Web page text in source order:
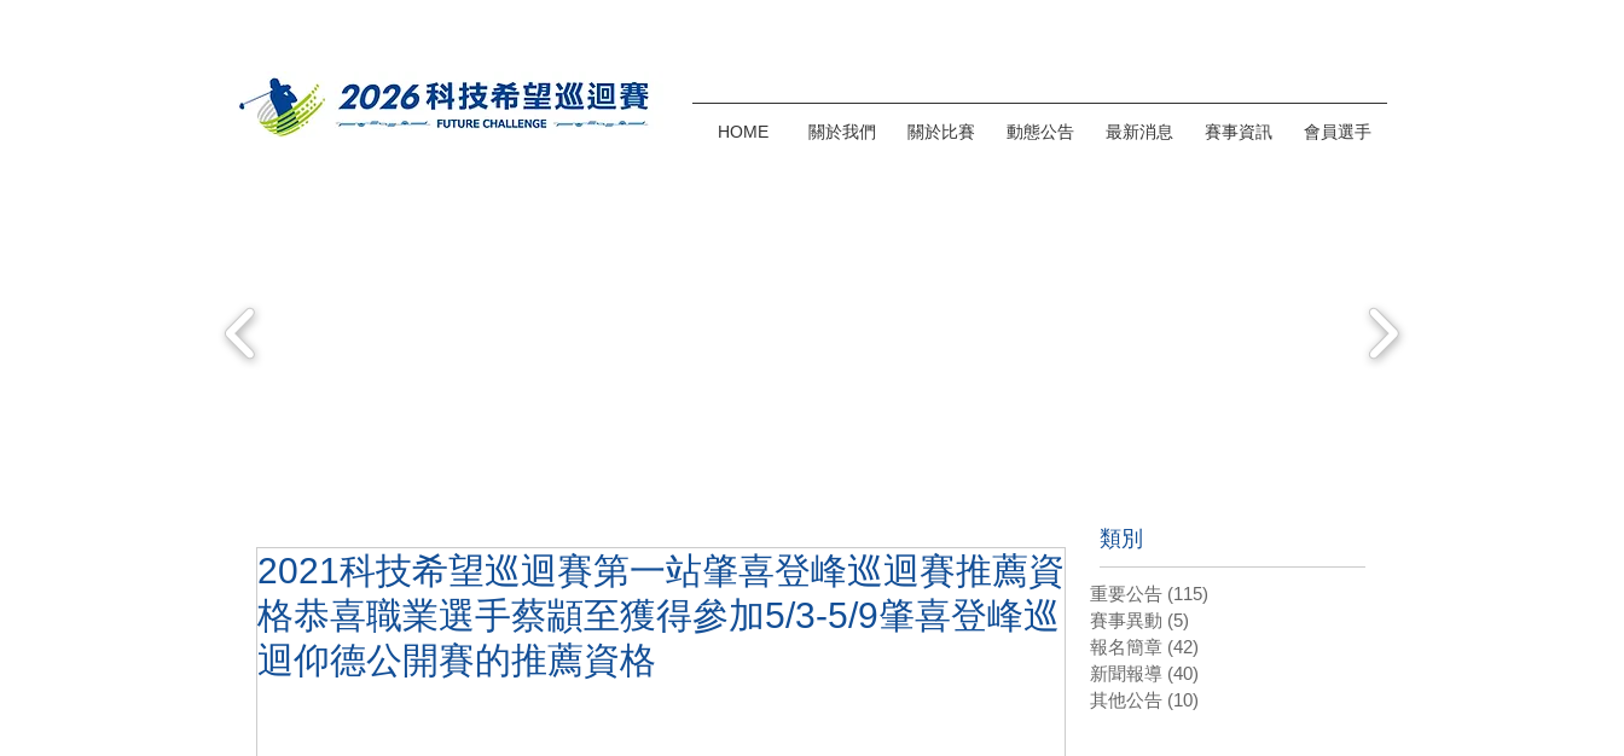
HOME 關於我們 關於比賽 動態公告 最新消息 賽事資訊 會員選手
2021科技希望巡迴賽第一站肇喜登峰巡迴賽推薦資
格恭喜職業選手蔡顓至獲得參加5/3-5/9肇喜登峰巡
迴仰德公開賽的推薦資格
類別
重要公告 (115)
賽事異動 (5)
報名簡章 (42)
新聞報導 (40)
其他公告 (10)